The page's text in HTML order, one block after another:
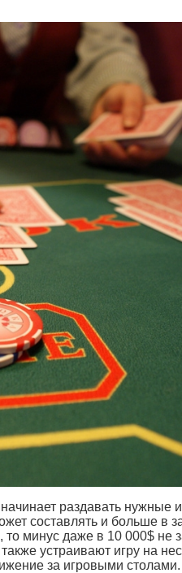
раздавать нужные
составлять и больше в
минус даже в 10 000$ не
устраивают игру на
за игровыми столами.